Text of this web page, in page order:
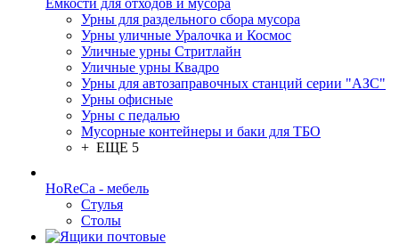
Емкости для отходов и мусора
Урны для раздельного сбора мусора
Урны уличные Уралочка и Космос
Уличные урны Стритлайн
Уличные урны Квадро
Урны для автозаправочных станций серии "АЗС"
Урны офисные
Урны с педалью
Мусорные контейнеры и баки для ТБО
+ ЕЩЕ 5
HoReCa - мебель
Стулья
Столы